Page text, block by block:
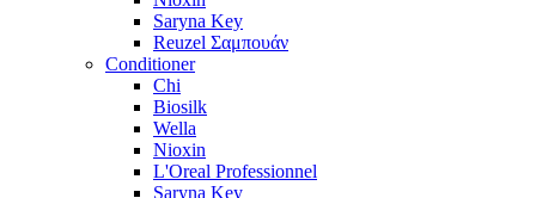
Saryna Key
Reuzel Σαμπουάν
Conditioner
Chi
Biosilk
Wella
Nioxin
L'Oreal Professionnel
Saryna Key